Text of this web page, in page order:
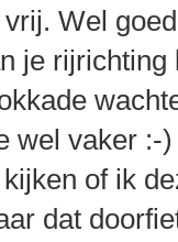
Wel
je
wel vaker :-)
of ik
dat